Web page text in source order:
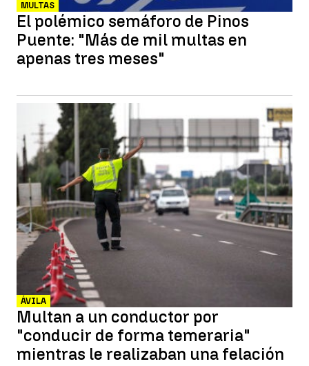
MULTAS
El polémico semáforo de Pinos
Puente: "Más de mil multas en
apenas tres meses"
ÁVILA
Multan a un conductor por
"conducir de forma temeraria"
mientras le realizaban una felación